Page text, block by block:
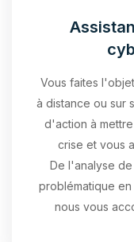
Vous faites
à distance ou sur
d'action à
crise et vous
De l'analyse
problématique
nous vous